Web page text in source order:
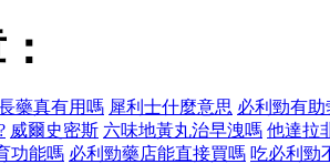
藥真有用嗎 犀利士什麼意思 必利勁有
威爾史密斯 六味地黃丸治早洩嗎 他達拉
功能嗎 必利勁藥店能直接買嗎 吃必利勁